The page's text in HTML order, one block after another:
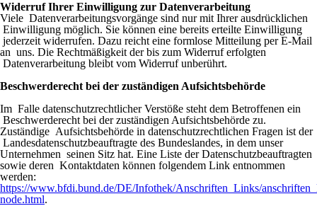
Widerruf Ihrer Einwilligung zur Datenverarbeitung
Viele Datenverarbeitungsvorgänge sind nur mit Ihrer ausdrücklichen
Einwilligung möglich. Sie können eine bereits erteilte Einwilligung
jederzeit widerrufen. Dazu reicht eine formlose Mitteilung per E-Mail
an uns. Die Rechtmäßigkeit der bis zum Widerruf erfolgten
Datenverarbeitung bleibt vom Widerruf unberührt.
Beschwerderecht bei der zuständigen Aufsichtsbehörde
Im Falle datenschutzrechtlicher Verstöße steht dem Betroffenen ein
Beschwerderecht bei der zuständigen Aufsichtsbehörde zu.
Zuständige Aufsichtsbehörde in datenschutzrechtlichen Fragen ist der
Landesdatenschutzbeauftragte des Bundeslandes, in dem unser
Unternehmen seinen Sitz hat. Eine Liste der Datenschutzbeauftragten
sowie deren Kontaktdaten können folgendem Link entnommen
werden:
https://www.bfdi.bund.de/DE/Infothek/Anschriften_Links/
node.html.